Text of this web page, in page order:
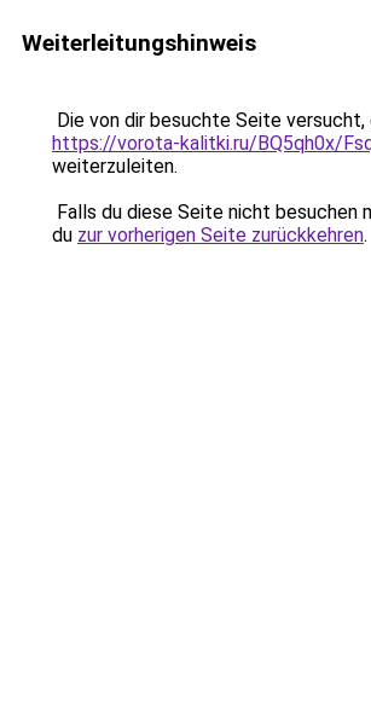
Weiterleitungshinweis
Die von dir besuchte Seite versucht,
https://vorota-kalitki.ru/BQ5qh0x/
weiterzuleiten.
Falls du diese Seite nicht besuchen
du zur vorherigen Seite zurückkehren.